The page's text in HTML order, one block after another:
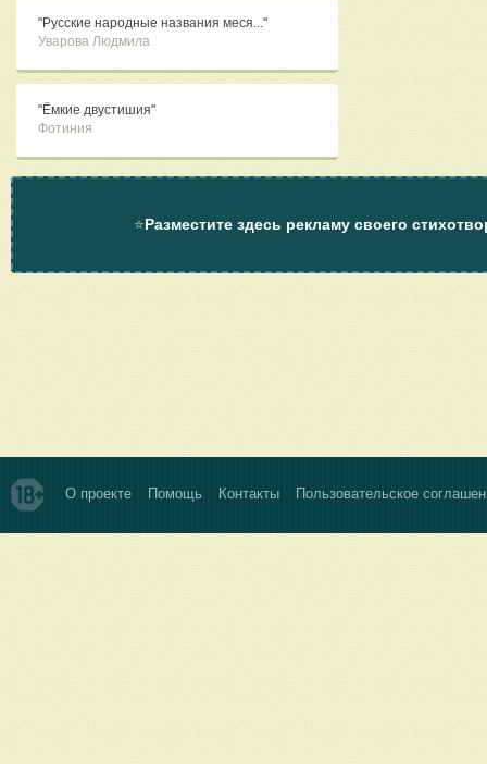
"Русские народные названия меся..."
Уварова Людмила
"Ёмкие двустишия"
Фотиния
⭐Разместите здесь рекламу своего
О проекте Помощь Контакты Пользовательское